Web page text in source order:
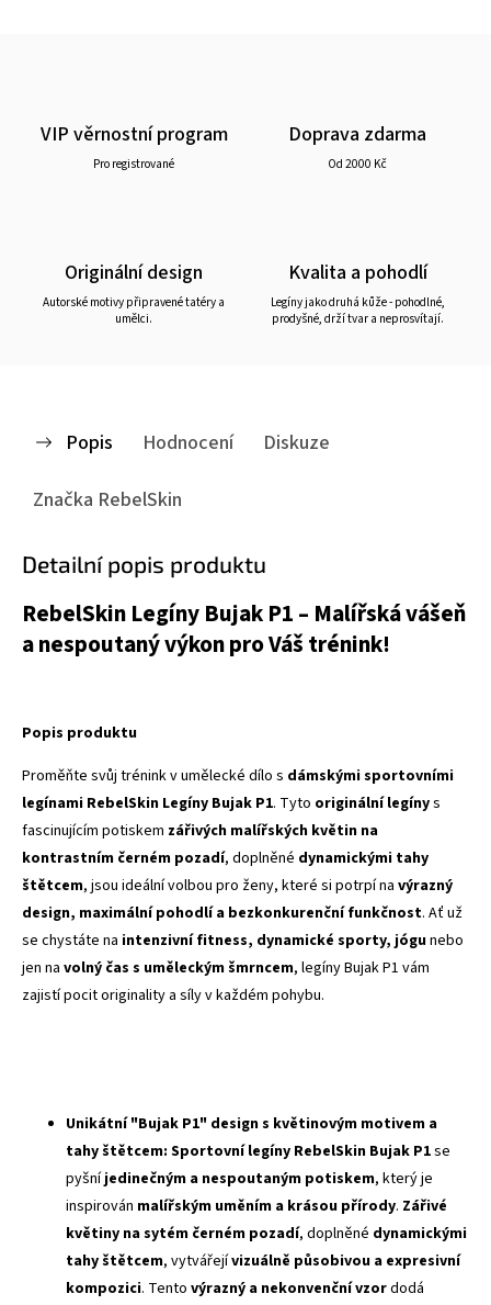
VIP věrnostní program
Pro registrované
Doprava zdarma
Od 2000 Kč
Originální design
Autorské motivy připravené tatéry a
umělci.
Kvalita a pohodlí
Legíny jako druhá kůže - pohodlné,
prodyšné, drží tvar a neprosvítají.
Popis Hodnocení
Diskuze
Značka RebelSkin
Detailní popis produktu
RebelSkin Legíny Bujak P1 – Malířská vášeň
a nespoutaný výkon pro Váš trénink!
Popis produktu
Proměňte svůj trénink v umělecké dílo s dámskými sportovními
legínami RebelSkin Legíny Bujak P1. Tyto originální legínys
fascinujícím potiskem zářivých malířských květin na
kontrastním černém pozadí, doplněné dynamickými tahy
štětcem, jsou ideální volbou pro ženy, které si potrpí na výrazný
design, maximální pohodlí a bezkonkurenční funkčnost. Ať už
se chystáte na intenzivní fitness, dynamické sporty, jógunebo
jen na volný čas s uměleckým šmrncem, legíny Bujak P1 vám
zajistí pocit originality a síly v každém pohybu.
Unikátní "Bujak P1" design s květinovým motivem a
tahy štětcem: Sportovní legíny RebelSkin Bujak P1se
pyšníjedinečným a nespoutaným potiskem, který je
inspirován malířským uměním a krásou přírody. Zářivé
květiny na sytém černém pozadí, doplněné dynamickými
tahy štětcem, vytvářejívizuálně působivou a expresivní
kompozici. Tento výrazný a nekonvenční vzordodá